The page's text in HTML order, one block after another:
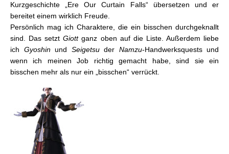
Kurzgeschichte „Ere Our Curtain Falls“ übersetzen und er
bereitet einem wirklich Freude.
Persönlich mag ich Charaktere, die ein bisschen durchgeknallt
sind. Das setztGiottganz oben auf die Liste. Außerdem liebe
ich Gyoshinund Seigetsuder Namzu-Handwerksquests und
wenn ich meinen Job richtig gemacht habe, sind sie ein
bisschen mehr als nur ein „bisschen“ verrückt.